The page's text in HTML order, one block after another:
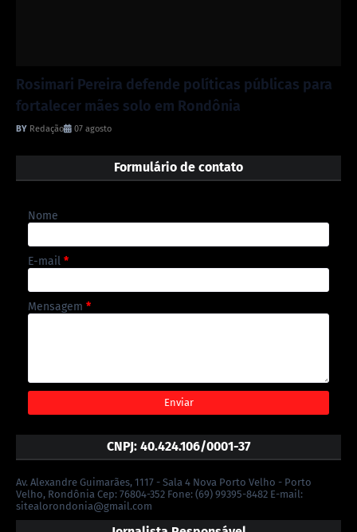
Rosimari Pereira defende políticas públicas para
fortalecer mães solo em Rondônia
Redação 07 agosto
Formulário de contato
Nome
E-mail *
Mensagem *
CNPJ: 40.424.106/0001-37
Av. Alexandre Guimarães, 1117 - Sala 4 Nova Porto Velho - Porto
Velho, Rondônia Cep: 76804-352 Fone: (69) 99395-8482 E-mail:
sitealorondonia@gmail.com